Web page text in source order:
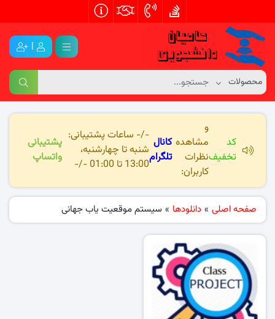
|
کد
تخفیف
و
مشاهده
نظرات
کاربران:
کانال
تلگرام
-/- ساعات پشتیبانی:
شنبه تا چهارشنبه،
13:00 تا 01:00 -/-
پشتیبانی
واتساپ
صفحه اصلی » دانلودها » سیستم موقعیت یاب جهانی